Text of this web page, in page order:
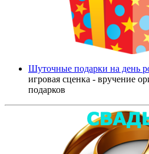
Шуточные подарки на день
игровая сценка - вручение
подарков